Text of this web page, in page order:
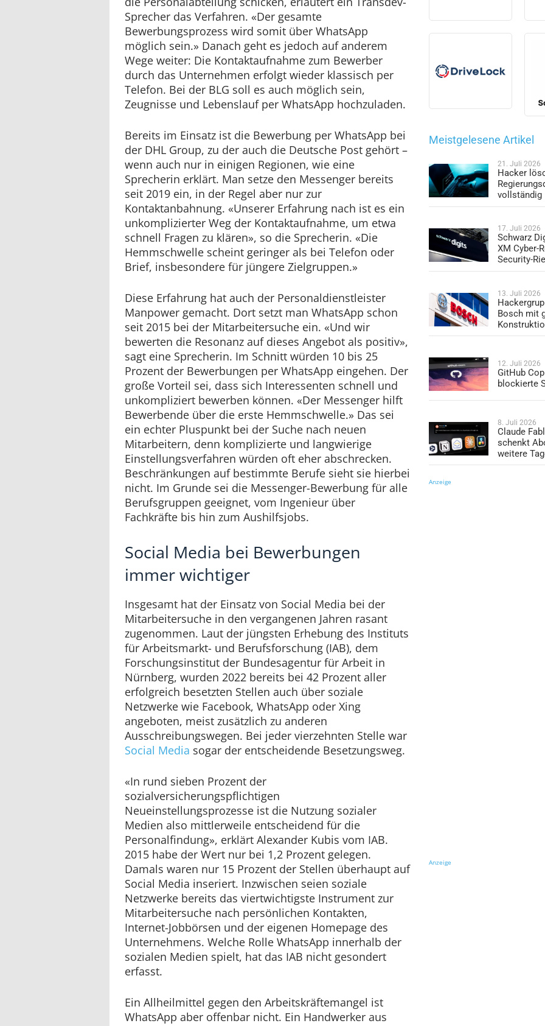
Sprecher das Verfahren. «Der gesamte
Bewerbungsprozess wird somit über WhatsApp
möglich sein.» Danach geht es jedoch auf anderem
Wege weiter: Die Kontaktaufnahme zum Bewerber
durch das Unternehmen erfolgt wieder klassisch per
Telefon. Bei der BLG soll es auch möglich sein,
Zeugnisse und Lebenslauf per WhatsApp hochzuladen.
Bereits im Einsatz ist die Bewerbung per WhatsApp bei
der DHL Group, zu der auch die Deutsche Post gehört –
wenn auch nur in einigen Regionen, wie eine
Sprecherin erklärt. Man setze den Messenger bereits
seit 2019 ein, in der Regel aber nur zur
Kontaktanbahnung. «Unserer Erfahrung nach ist es ein
unkomplizierter Weg der Kontaktaufnahme, um etwa
schnell Fragen zu klären», so die Sprecherin. «Die
Hemmschwelle scheint geringer als bei Telefon oder
Brief, insbesondere für jüngere Zielgruppen.»
Diese Erfahrung hat auch der Personaldienstleister
Manpower gemacht. Dort setzt man WhatsApp schon
seit 2015 bei der Mitarbeitersuche ein. «Und wir
bewerten die Resonanz auf dieses Angebot als positiv»,
sagt eine Sprecherin. Im Schnitt würden 10 bis 25
Prozent der Bewerbungen per WhatsApp eingehen. Der
große Vorteil sei, dass sich Interessenten schnell und
unkompliziert bewerben können. «Der Messenger hilft
Bewerbende über die erste Hemmschwelle.» Das sei
ein echter Pluspunkt bei der Suche nach neuen
Mitarbeitern, denn komplizierte und langwierige
Einstellungsverfahren würden oft eher abschrecken.
Beschränkungen auf bestimmte Berufe sieht sie hierbei
nicht. Im Grunde sei die Messenger-Bewerbung für alle
Berufsgruppen geeignet, vom Ingenieur über
Fachkräfte bis hin zum Aushilfsjobs.
Social Media bei Bewerbungen
immer wichtiger
Insgesamt hat der Einsatz von Social Media bei der
Mitarbeitersuche in den vergangenen Jahren rasant
zugenommen. Laut der jüngsten Erhebung des Instituts
für Arbeitsmarkt- und Berufsforschung (IAB), dem
Forschungsinstitut der Bundesagentur für Arbeit in
Nürnberg, wurden 2022 bereits bei 42 Prozent aller
erfolgreich besetzten Stellen auch über soziale
Netzwerke wie Facebook, WhatsApp oder Xing
angeboten, meist zusätzlich zu anderen
Ausschreibungswegen. Bei jeder vierzehnten Stelle war
Social Media sogar der entscheidende Besetzungsweg.
«In rund sieben Prozent der
sozialversicherungspflichtigen
Neueinstellungsprozesse ist die Nutzung sozialer
Medien also mittlerweile entscheidend für die
Personalfindung», erklärt Alexander Kubis vom IAB.
2015 habe der Wert nur bei 1,2 Prozent gelegen.
Damals waren nur 15 Prozent der Stellen überhaupt auf
Social Media inseriert. Inzwischen seien soziale
Netzwerke bereits das viertwichtigste Instrument zur
Mitarbeitersuche nach persönlichen Kontakten,
Internet-Jobbörsen und der eigenen Homepage des
Unternehmens. Welche Rolle WhatsApp innerhalb der
sozialen Medien spielt, hat das IAB nicht gesondert
erfasst.
Ein Allheilmittel gegen den Arbeitskräftemangel ist
WhatsApp aber offenbar nicht. Ein Handwerker aus
Meistgelesene Artikel
21. Juli 2026
Hacker
vollständig
17. Juli 2026
Schwarz
XM Cyber-
Security-
13. Juli 2026
Bosch mit
12. Juli 2026
GitHub
blockierte
8. Juli 2026
Claude
schenkt
weitere
Anzeige
Anzeige